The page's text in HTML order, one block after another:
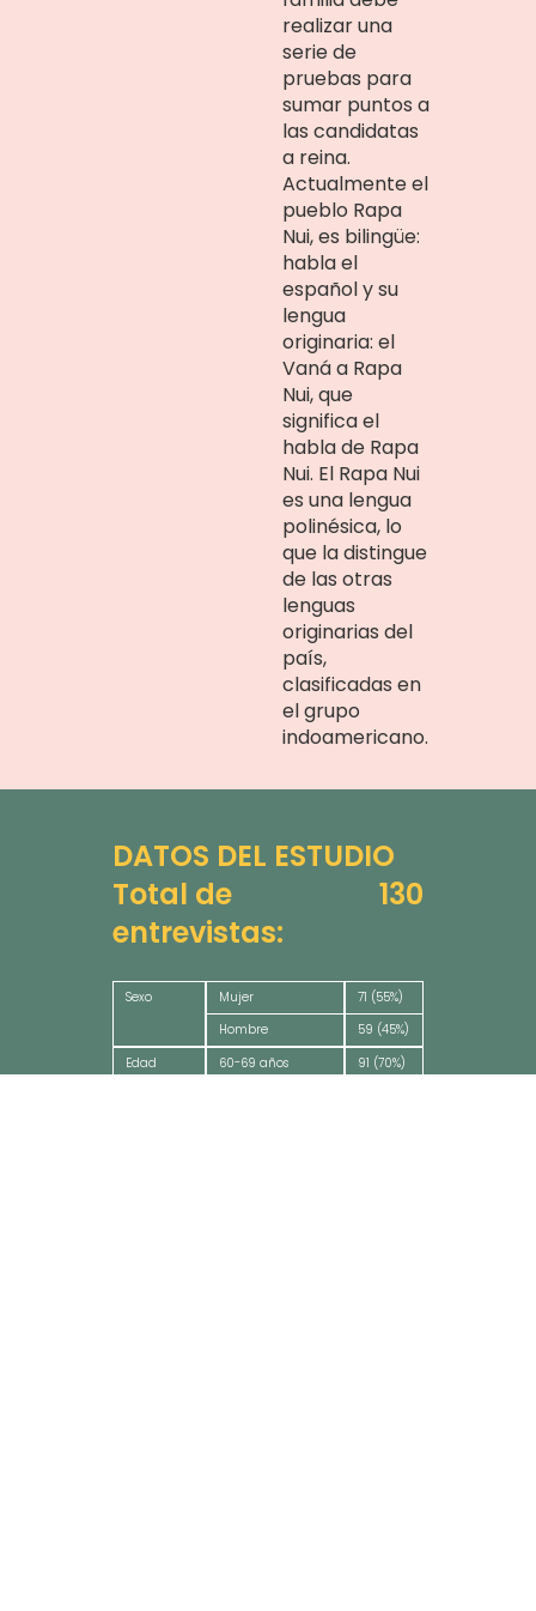
realizar una
serie de
pruebas para
sumar puntos a
las candidatas
a reina.
Actualmente el
pueblo Rapa
Nui, es bilingüe:
habla el
español y su
lengua
originaria: el
Vaná a Rapa
Nui, que
significa el
habla de Rapa
Nui. El Rapa Nui
es una lengua
polinésica, lo
que la distingue
de las otras
lenguas
originarias del
país,
clasificadas en
el grupo
indoamericano.
DATOS DEL ESTUDIO
Total de
entrevistas:
130
Sexo
Mujer
Hombre
71 (55%)
59 (45%)
Edad
60-69 años
91 (70%)